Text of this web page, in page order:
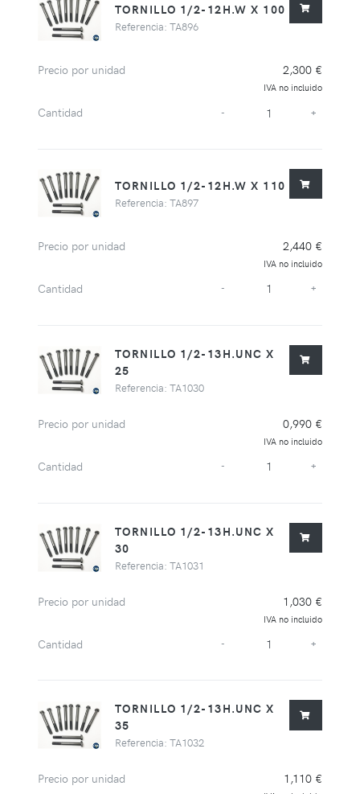
TORNILLO 1/2-12H.W X 100
Referencia: TA896
Precio por unidad 2,300 €
IVA no incluido
Cantidad - +
TORNILLO 1/2-12H.W X 110
Referencia: TA897
Precio por unidad 2,440 €
IVA no incluido
Cantidad - +
TORNILLO 1/2-13H.UNC X
25
Referencia: TA1030
Precio por unidad 0,990 €
IVA no incluido
Cantidad - +
TORNILLO 1/2-13H.UNC X
30
Referencia: TA1031
Precio por unidad 1,030 €
IVA no incluido
Cantidad - +
TORNILLO 1/2-13H.UNC X
35
Referencia: TA1032
Precio por unidad 1,110 €